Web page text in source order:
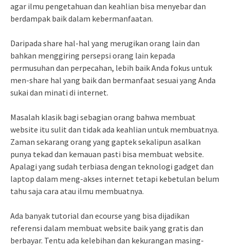
agar ilmu pengetahuan dan keahlian bisa menyebar dan
berdampak baik dalam kebermanfaatan.
Daripada share hal-hal yang merugikan orang lain dan
bahkan menggiring persepsi orang lain kepada
permusuhan dan perpecahan, lebih baik Anda fokus untuk
men-share hal yang baik dan bermanfaat sesuai yang Anda
sukai dan minati di internet.
Masalah klasik bagi sebagian orang bahwa membuat
website itu sulit dan tidak ada keahlian untuk membuatnya.
Zaman sekarang orang yang gaptek sekalipun asalkan
punya tekad dan kemauan pasti bisa membuat website.
Apalagi yang sudah terbiasa dengan teknologi gadget dan
laptop dalam meng-akses internet tetapi kebetulan belum
tahu saja cara atau ilmu membuatnya.
Ada banyak tutorial dan ecourse yang bisa dijadikan
referensi dalam membuat website baik yang gratis dan
berbayar. Tentu ada kelebihan dan kekurangan masing-